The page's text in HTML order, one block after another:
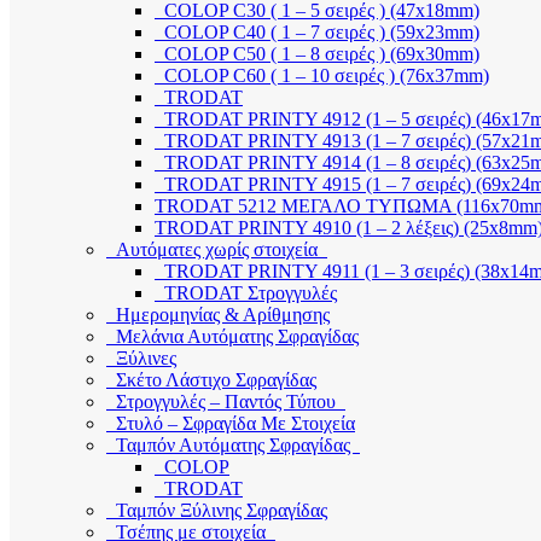
COLOP C30 ( 1 – 5 σειρές ) (47x18mm)
COLOP C40 ( 1 – 7 σειρές ) (59x23mm)
COLOP C50 ( 1 – 8 σειρές ) (69x30mm)
COLOP C60 ( 1 – 10 σειρές ) (76x37mm)
TRODAT
TRODAT PRINTY 4912 (1 – 5 σειρές)
TRODAT PRINTY 4913 (1 – 7 σειρές)
TRODAT PRINTY 4914 (1 – 8 σειρές)
TRODAT PRINTY 4915 (1 – 7 σειρές)
TRODAT 5212 ΜΕΓΑΛΟ ΤΥΠΩΜΑ
TRODAT PRINTY 4910 (1 – 2 λέξεις)
Αυτόματες χωρίς στοιχεία
TRODAT PRINTY 4911 (1 – 3 σειρές)
TRODAT Στρογγυλές
Ημερομηνίας & Αρίθμησης
Μελάνια Αυτόματης Σφραγίδας
Ξύλινες
Σκέτο Λάστιχο Σφραγίδας
Στρογγυλές – Παντός Τύπου
Στυλό – Σφραγίδα Με Στοιχεία
Ταμπόν Αυτόματης Σφραγίδας
COLOP
TRODAT
Ταμπόν Ξύλινης Σφραγίδας
Τσέπης με στοιχεία